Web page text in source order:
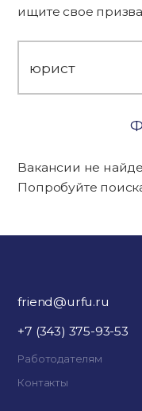
ищите свое
Вакансии не
Попробуйте
friend@urfu.ru
+7 (343) 375-93-53
Работодателям
Контакты